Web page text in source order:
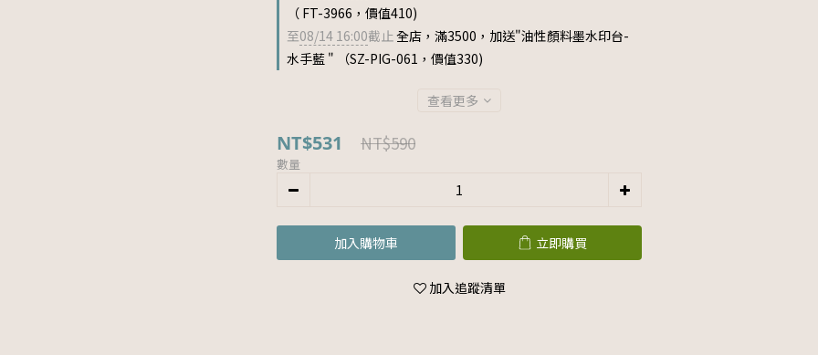
（ FT-3966，價值410)
至08/14 16:00截止全店，滿3500，加送"油性顏料墨水印台-
水手藍 " （SZ-PIG-061，價值330)
查看更多
NT$531 NT$590
數量
加入購物車 立即購買
加入追蹤清單